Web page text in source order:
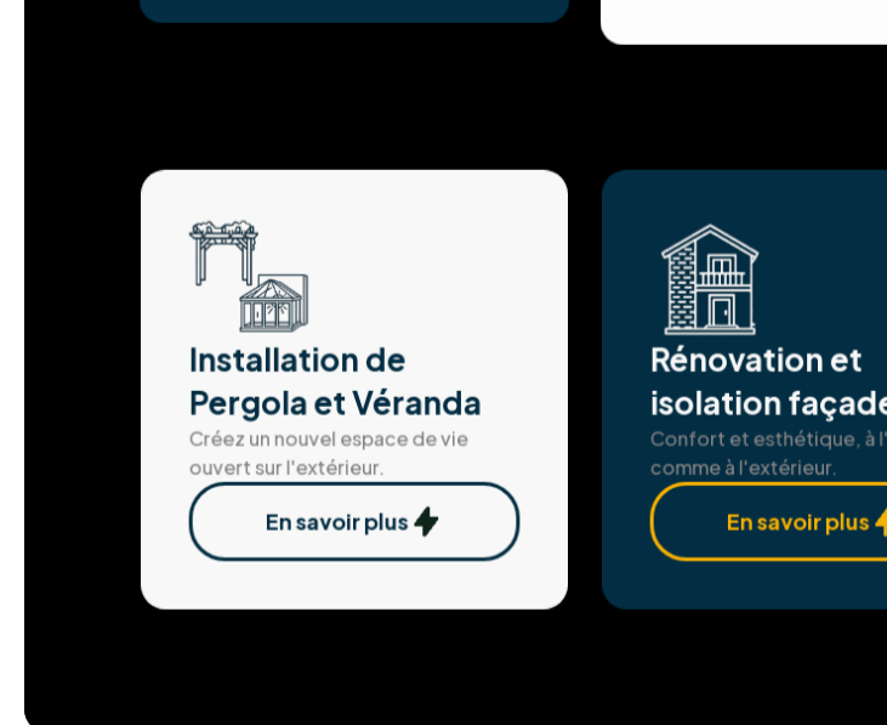
En savoir plus
En savoir plus
Installation de
Pergola et Véranda
Créez un nouvel espace de vie
ouvert sur l'extérieur.
En savoir plus
Rénovation et
isolation
Confort et esthétique, à
comme à l'extérieur.
En savoir plus